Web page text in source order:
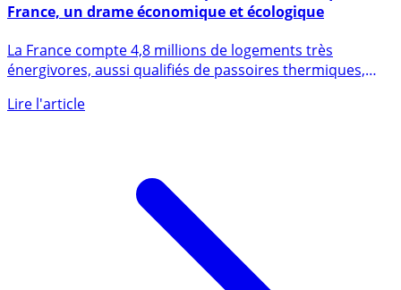
France, un drame économique et écologique
énergivores, aussi qualifiés de passoires thermiques,